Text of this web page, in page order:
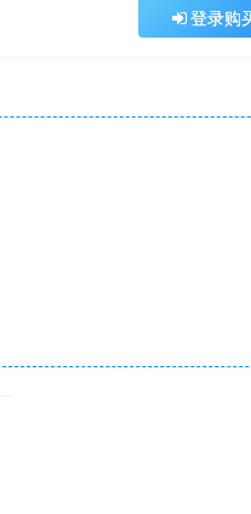
登录购